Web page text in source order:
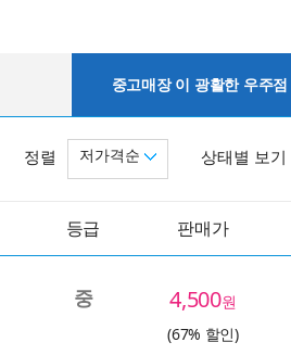
중고매장 이 광활한 우주점
상태별 보기
정렬 저가격순
등급 판매가
중 4,500원
(67% 할인)